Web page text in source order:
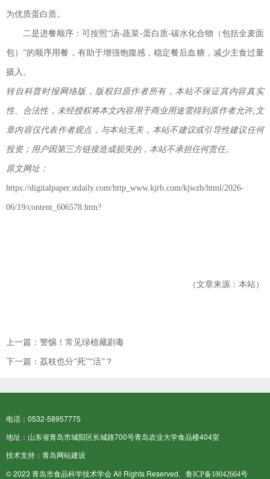
为优质蛋白质。
二是进餐顺序：可按照“汤-蔬菜-蛋白质-碳水化合物（包括全麦面
包）”的顺序用餐，有助于增强饱腹感，稳定餐后血糖，减少主食过量
摄入。
转自科普时报网络版，版权归原作者所有，本站不保证其内容真实
性、合法性，未经授权将本文内容用于商业用途需得到原作者允许;文
章内容仅代表作者观点，与本站无关，本站不建议或引导性建议任何
投资；用户因第三方链接造成损失的，本站不承担任何责任。
原文网址：
https://digitalpaper.stdaily.com/http_www.kjrb.com/kjwzb/html/2026-
06/19/content_606578.htm?
（文章来源：本站）
上一篇： 警惕！常见绿植藏剧毒
下一篇： 荔枝也分“死”“活”？
电话：0532-58957775
地址：山东省青岛市城阳区长城路700号青岛农业大学食品楼404室
技术支持： 青岛网站建设
© 2023 青岛市食品科学技术学会 All Rights Reserved. 鲁ICP备18042664号